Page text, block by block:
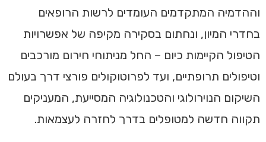
וההדמיה המתקדמים העומדים לרשות הרופאים
בחדרי המיון, ונחתום בסקירה מקיפה של אפשרויות
הטיפול הקיימות כיום – החל מניתוחי חירום מורכבים
וטיפולים תרופתיים, ועד לפרוטוקולים פורצי דרך בעולם
השיקום הנוירולוגי והטכנולוגיה המסייעת, המעניקים
תקווה חדשה למטופלים בדרך לחזרה לעצמאות.